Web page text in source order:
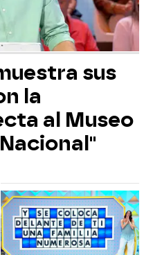
sus
la
al Museo